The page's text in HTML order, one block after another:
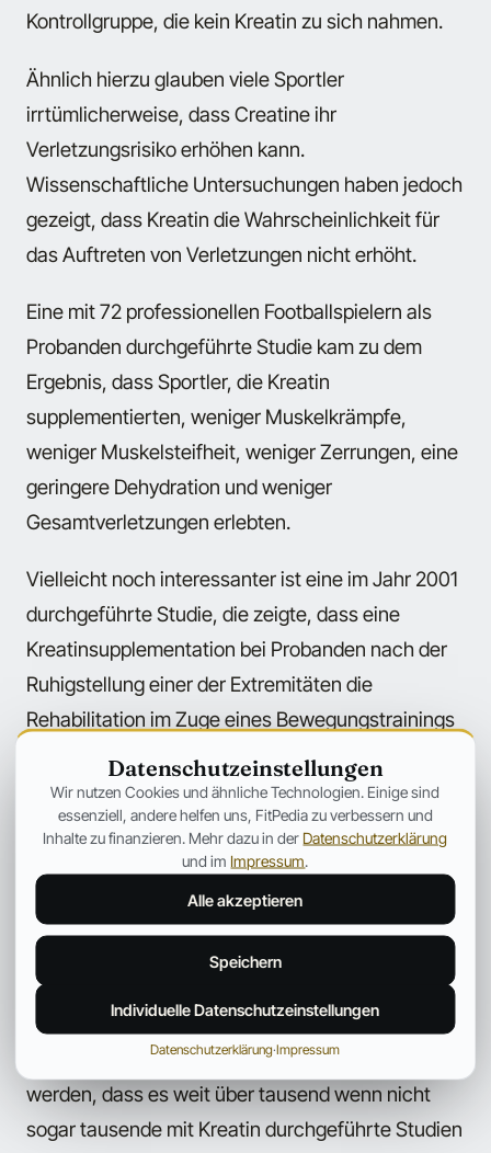
Kontrollgruppe, die kein Kreatin zu sich nahmen.
Ähnlich hierzu glauben viele Sportler
irrtümlicherweise, dass Creatine ihr
Verletzungsrisiko erhöhen kann.
Wissenschaftliche Untersuchungen haben jedoch
gezeigt, dass Kreatin die Wahrscheinlichkeit für
das Auftreten von Verletzungen nicht erhöht.
Eine mit 72 professionellen Footballspielern als
Probanden durchgeführte Studie kam zu dem
Ergebnis, dass Sportler, die Kreatin
supplementierten, weniger Muskelkrämpfe,
weniger Muskelsteifheit, weniger Zerrungen, eine
geringere Dehydration und weniger
Gesamtverletzungen erlebten.
Vielleicht noch interessanter ist eine im Jahr 2001
durchgeführte Studie, die zeigte, dass eine
Kreatinsupplementation bei Probanden nach der
Ruhigstellung einer der Extremitäten die
Rehabilitation im Zuge eines Bewegungstrainings
beschleunigen konnte.
DIESE beiden Supplements sind das
„TRAUMPAAR“ für den Muskelaufbau!
Fazit
Zum Abschluss dieses Artikels sollte erwähnt
werden, dass es weit über tausend wenn nicht
sogar tausende mit Kreatin durchgeführte Studien
Datenschutzeinstellungen
Wir nutzen Cookies und ähnliche Technologien. Einige sind
essenziell, andere helfen uns, FitPedia zu verbessern und
Inhalte zu finanzieren. Mehr dazu in der Datenschutzerklärung
und im Impressum.
Alle akzeptieren
Speichern
Individuelle Datenschutzeinstellungen
Datenschutzerklärung·Impressum